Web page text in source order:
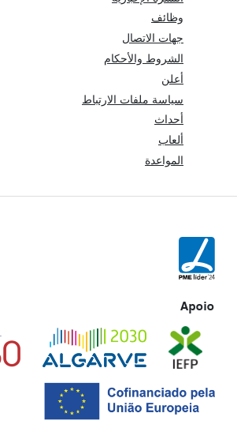
وظائف
جهات الاتصال
الشروط والأحكام
أعلن
سياسة ملفات الارتباط
أحداث
ألعاب
المواعدة
Apoio